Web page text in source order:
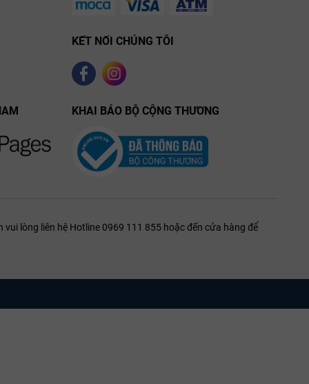
KẾT NỐI CHÚNG TÔI
KHAI BÁO BỘ CỘNG THƯƠNG
lòng liên hệ Hotline 0969 111 855 hoặc đến cửa hàng để